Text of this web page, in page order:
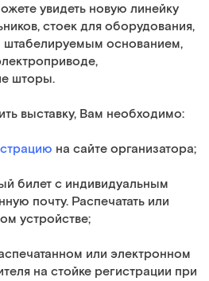
увидеть новую линейку
стоек для оборудования,
штабелируемым основанием,
шторы.
выставку, Вам необходимо:
на сайте организатора;
билет с индивидуальным
почту. Распечатать или
устройстве;
или электронном
на стойке регистрации при